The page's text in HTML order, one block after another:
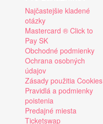
Najčastejšie kladené
otázky
Mastercard ® Click to
Pay SK
Obchodné podmienky
Ochrana osobných
údajov
Zásady použitia Cookies
Pravidlá a podmienky
poistenia
Predajné miesta
Ticketswap